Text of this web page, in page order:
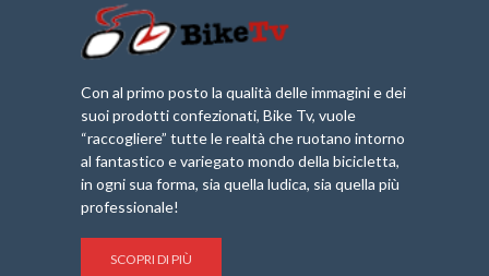
Con al primo posto la qualità delle immagini e dei
suoi prodotti confezionati, Bike Tv, vuole
“raccogliere” tutte le realtà che ruotano intorno
al fantastico e variegato mondo della bicicletta,
in ogni sua forma, sia quella ludica, sia quella più
professionale!
SCOPRI DI PIÙ